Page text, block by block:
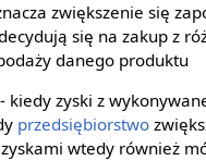
zwiększenie się
się na zakup z
danego produktu
- kiedy zyski z
przedsiębiorstwo
wtedy również